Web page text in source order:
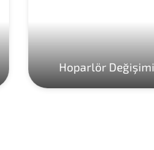
Hoparlör Değişimi